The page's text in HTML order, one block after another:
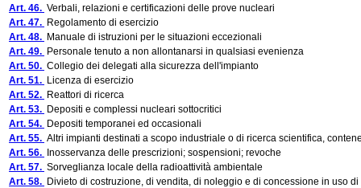
Art. 46. Verbali, relazioni e certificazioni delle prove nucleari
Art. 47. Regolamento di esercizio
Art. 48. Manuale di istruzioni per le situazioni eccezionali
Art. 49. Personale tenuto a non allontanarsi in qualsiasi evenienza
Art. 50. Collegio dei delegati alla sicurezza dell'impianto
Art. 51. Licenza di esercizio
Art. 52. Reattori di ricerca
Art. 53. Depositi e complessi nucleari sottocritici
Art. 54. Depositi temporanei ed occasionali
Art. 55. Altri impianti destinati a scopo industriale o di ricerca scientifica,
Art. 56.
Inosservanza delle prescrizioni; sospensioni; revoche
Art. 57. Sorveglianza locale della radioattività ambientale
Art. 58. Divieto di costruzione, di vendita, di noleggio e di concessione in uso